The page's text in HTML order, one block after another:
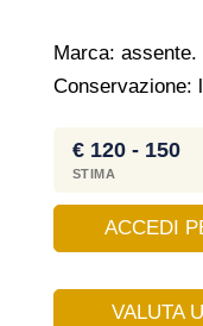
Marca: assente.
Conservazione:
€ 120 - 150
STIMA
ACCEDI
VALUTA